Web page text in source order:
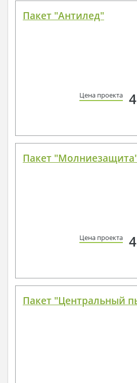
Пакет "Антилед"
Цена проекта
Пакет
Цена проекта
Пакет "Центральный